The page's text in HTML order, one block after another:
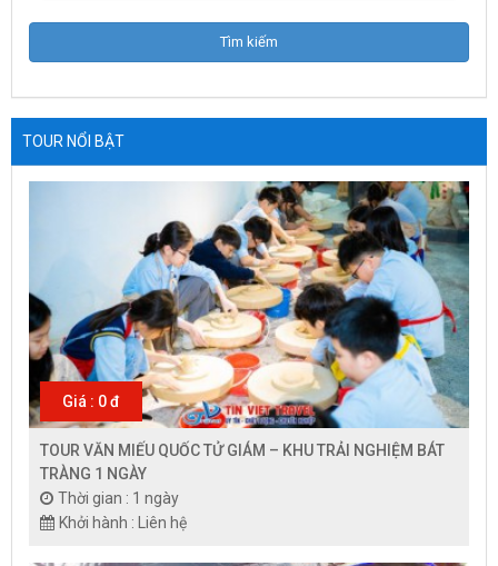
TOUR NỔI BẬT
Giá : 0 đ
TOUR VĂN MIẾU QUỐC TỬ GIÁM – KHU TRẢI NGHIỆM BÁT
TRÀNG 1 NGÀY
Thời gian : 1 ngày
Khởi hành : Liên hệ